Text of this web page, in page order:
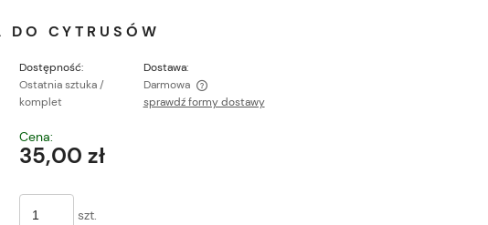
CYTRUSÓW
Dostępność:
Ostatnia sztuka /
komplet
Dostawa:
Darmowa
sprawdź formy dostawy
Cena:
35,00 zł
szt.